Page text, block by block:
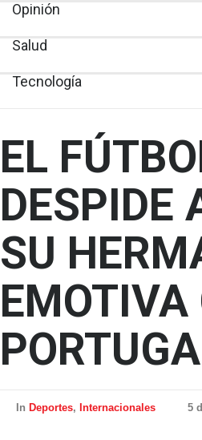
Opinión
Salud
Tecnología
EL
DESPIDE
SU
EMOTIVA
In Deportes, Internacionales 5